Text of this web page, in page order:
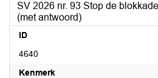
SV 2026 nr. 93 Stop de
(met antwoord)
ID
4640
Kenmerk